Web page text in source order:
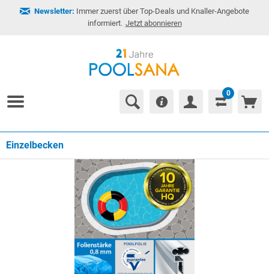
Newsletter: Immer zuerst über Top-Deals und Knaller-Angebote
informiert. Jetzt abonnieren
0
Einzelbecken